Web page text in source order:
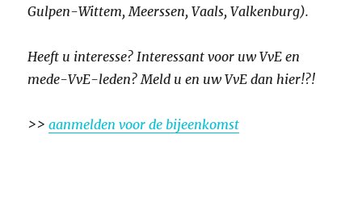
Gulpen-Wittem, Meerssen, Vaals, Valkenburg).
Heeft u interesse? Interessant voor uw VvE en
mede-VvE-leden? Meld u en uw VvE dan hier!?!
>>aanmelden voor de bijeenkomst